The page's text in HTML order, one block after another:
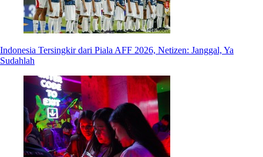
Indonesia Tersingkir dari Piala AFF 2026, Netizen: Janggal, Ya
Sudahlah